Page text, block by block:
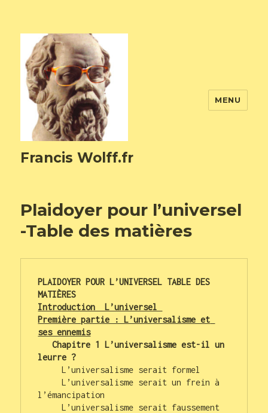
Francis Wolff.fr
MENU
Plaidoyer pour l’universel
-Table des matières
PLAIDOYER POUR L’UNIVERSEL TABLE DES
MATIÈRES
Introduction  L’universel
Première partie : L’universalisme et
ses ennemis
Chapitre 1 L’universalisme est-il un
leurre ?
     L’universalisme serait formel
     L’universalisme serait un frein à
l’émancipation
     L’universalisme serait faussement